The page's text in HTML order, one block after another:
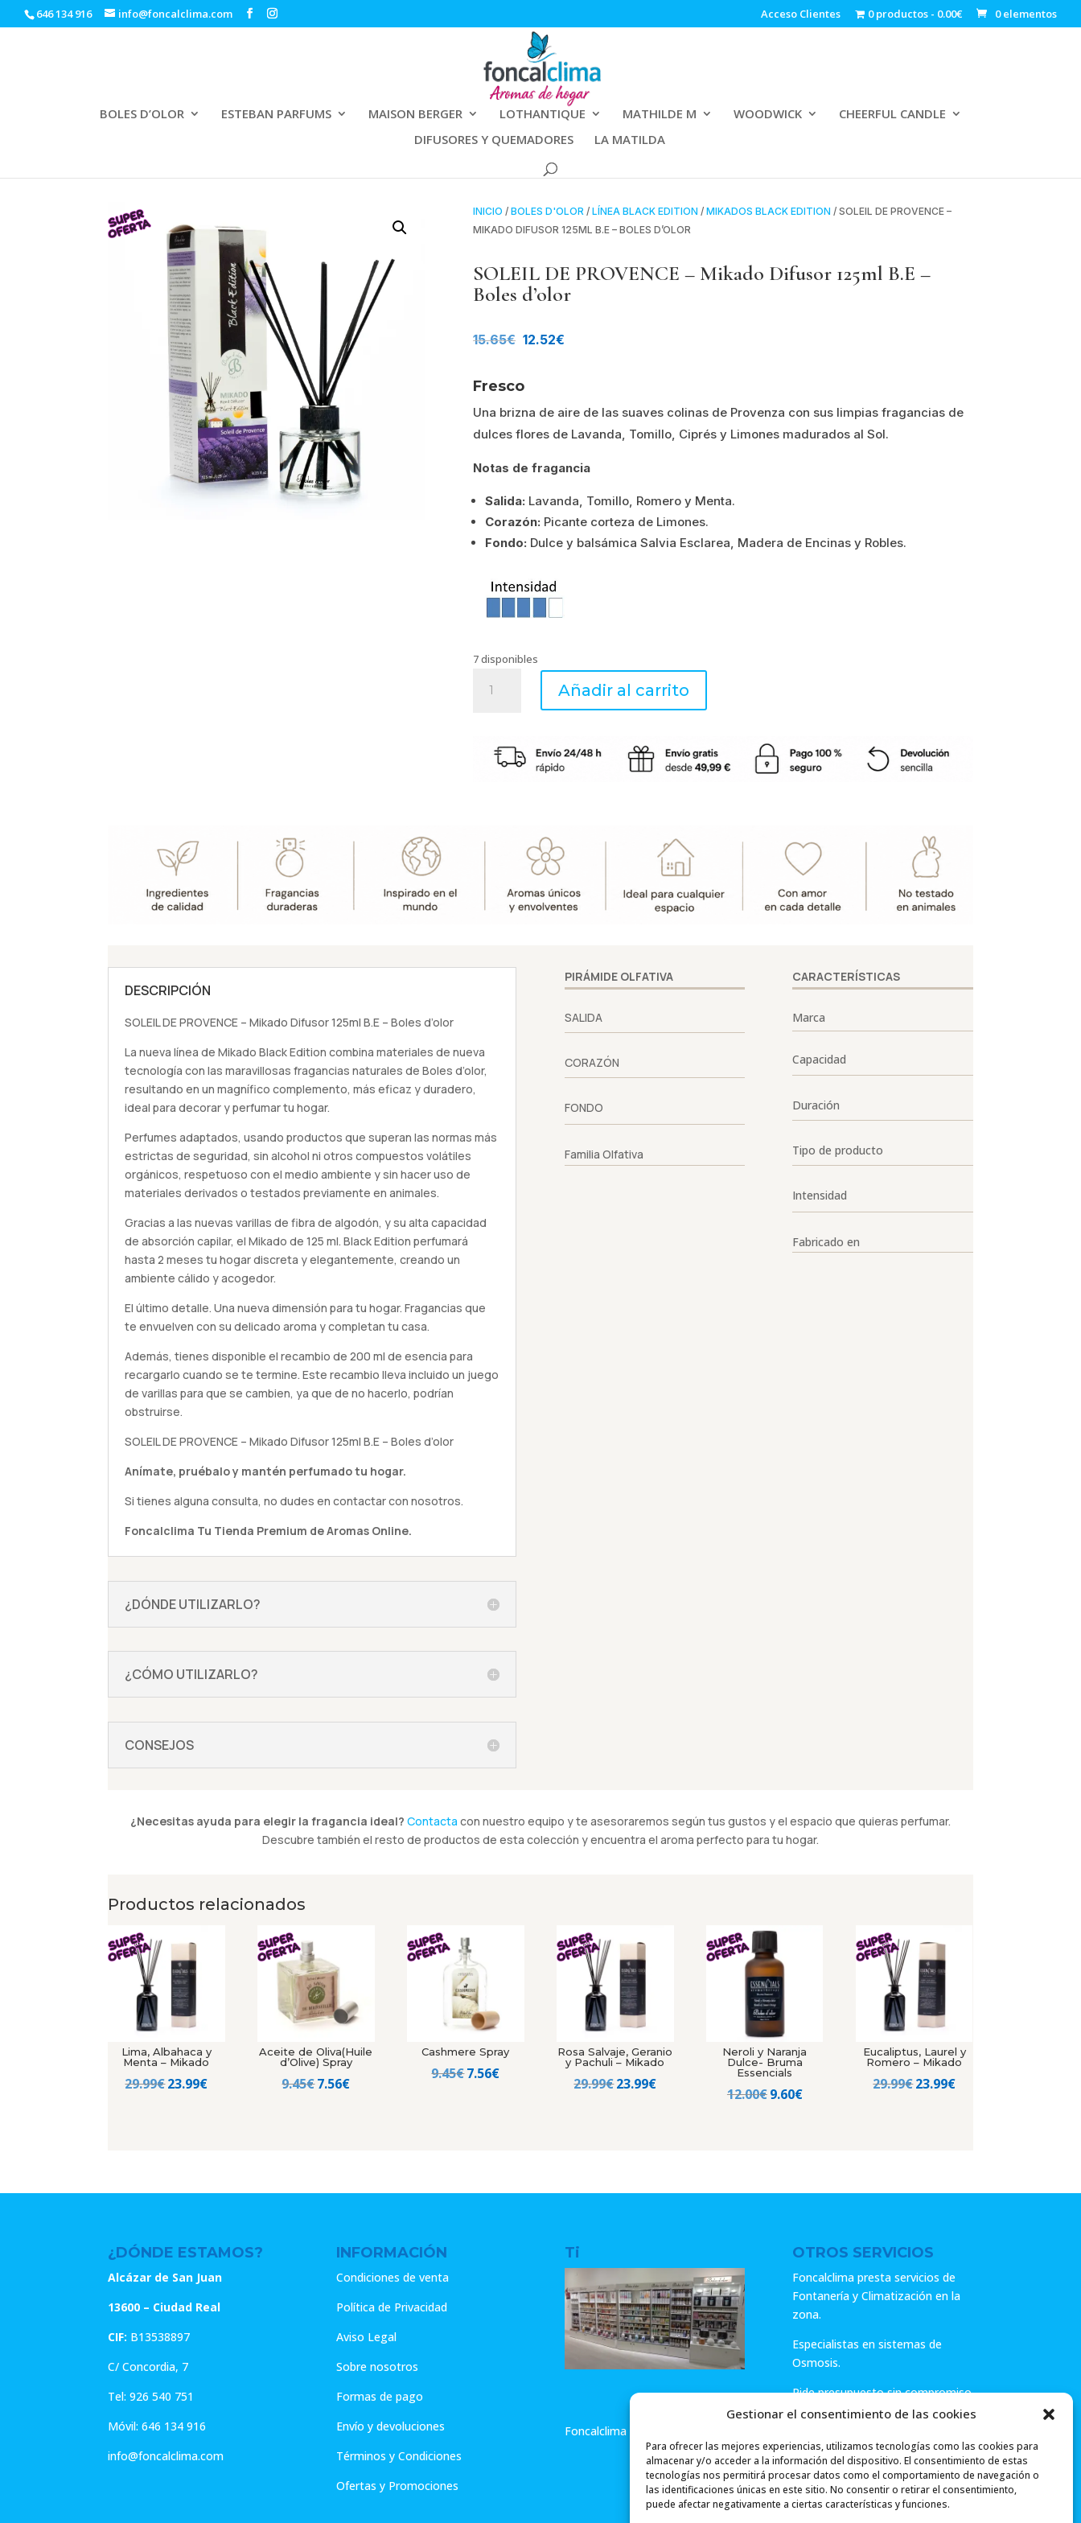
Gestionar el consentimiento de las cookies
Para ofrecer las mejores experiencias, utilizamos tecnologías como las cookies para
almacenar y/o acceder a la información del dispositivo. El consentimiento de estas
tecnologías nos permitirá procesar datos como el comportamiento de navegación o
las identificaciones únicas en este sitio. No consentir o retirar el consentimiento,
puede afectar negativamente a ciertas características y funciones.
646 134 916 info@foncalclima.com Acceso Clientes 0 productos 0.00€ 0 elementos
BOLES D’OLOR ESTEBAN PARFUMS MAISON BERGER LOTHANTIQUE MATHILDE M WOODWICK
CHEERFUL CANDLE
DIFUSORES Y QUEMADORES
LA MATILDA
INICIO /BOLES D'OLOR /LÍNEA BLACK EDITION /MIKADOS BLACK EDITION / SOLEIL DE PROVENCE –
MIKADO DIFUSOR 125ML B.E – BOLES D’OLOR
SOLEIL DE PROVENCE – Mikado Difusor 125ml B.E –
Boles d’olor
15.65€ El
era:
15.65€.
12.52€
es:
12.52€.
Fresco
Una brizna de aire de las suaves colinas de Provenza con sus limpias fragancias de
dulces flores de Lavanda, Tomillo, Ciprés y Limones madurados al Sol.
Notas de fragancia
Salida: Lavanda, Tomillo, Romero y Menta.
Corazón: Picante corteza de Limones.
Fondo: Dulce y balsámica Salvia Esclarea, Madera de Encinas y Robles.
7 disponibles
PROVENCE
Mikado
Difusor
Boles
Añadir al carrito
DESCRIPCIÓN
SOLEIL DE PROVENCE – Mikado Difusor 125ml B.E – Boles d’olor
La nueva línea de Mikado Black Edition combina materiales de nueva
tecnología con las maravillosas fragancias naturales de Boles d’olor,
resultando en un magnífico complemento, más eficaz y duradero,
ideal para decorar y perfumar tu hogar.
Perfumes adaptados, usando productos que superan las normas más
estrictas de seguridad, sin alcohol ni otros compuestos volátiles
orgánicos, respetuoso con el medio ambiente y sin hacer uso de
materiales derivados o testados previamente en animales.
Gracias a las nuevas varillas de fibra de algodón, y su alta capacidad
de absorción capilar, el Mikado de 125 ml. Black Edition perfumará
hasta 2 meses tu hogar discreta y elegantemente, creando un
ambiente cálido y acogedor.
El último detalle. Una nueva dimensión para tu hogar. Fragancias que
te envuelven con su delicado aroma y completan tu casa.
Además, tienes disponible el recambio de 200 ml de esencia para
recargarlo cuando se te termine. Este recambio lleva incluido un juego
de varillas para que se cambien, ya que de no hacerlo, podrían
obstruirse.
SOLEIL DE PROVENCE – Mikado Difusor 125ml B.E – Boles d’olor
Anímate, pruébaloy mantén perfumado tu hogar.
Si tienes algunaconsulta, no dudes en contactar con nosotros.
Foncalclima Tu Tienda Premium de Aromas Online.
¿DÓNDE UTILIZARLO?
¿CÓMO UTILIZARLO?
CONSEJOS
PIRÁMIDE OLFATIVA
SALIDA
CORAZÓN
FONDO
Familia Olfativa
CARACTERÍSTICAS
Marca
Capacidad
Duración
Tipo de producto
Intensidad
Fabricado en
¿Necesitas ayuda para elegir la fragancia ideal? Contacta con nuestro equipo y te asesoraremos según tus gustos y el espacio que quieras perfumar.
Descubre también el resto de productos de esta colección y encuentra el aroma perfecto para tu hogar.
Productos relacionados
Lima, Albahaca y
Menta – Mikado
29.99€El
23.99€El
Aceite de Oliva(Huile
d’Olive) Spray
9.45€El
7.56€El
Cashmere Spray
9.45€El
7.56€El
Rosa Salvaje, Geranio
y Pachuli – Mikado
29.99€El
23.99€El
Neroli y Naranja
Dulce- Bruma
Essencials
12.00€El
9.60€El
Eucaliptus, Laurel y
Romero – Mikado
29.99€El
23.99€El
¿DÓNDE ESTAMOS?
Alcázar de San Juan
13600 – Ciudad Real
CIF: B13538897
C/ Concordia, 7
Tel:926 540 751
Móvil:646 134 916
info@foncalclima.com
INFORMACIÓN
Condiciones de venta
Política de Privacidad
Aviso Legal
Sobre nosotros
Formas de pago
Envío y devoluciones
Términos y Condiciones
Ofertas y Promociones
Ti
Foncalclima - Aromas de Hogar
OTROS SERVICIOS
Foncalclima presta servicios de
Fontanería y Climatización en la
zona.
Especialistas en sistemas de
Osmosis.
Pide presupuesto sin compromiso
o llámanos y haz tu consulta.